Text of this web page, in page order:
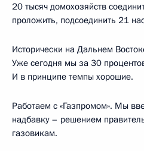
20 тысяч домохозяйств
проложить, подсоединить 21
Исторически на Дальнем
Уже сегодня мы за 30
И в принципе темпы хорошие.
Работаем с «Газпромом». Мы
надбавку – решением
газовикам.